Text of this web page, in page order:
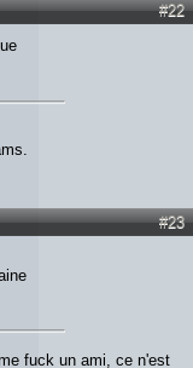
#22
#23
fuck un ami, ce n'est